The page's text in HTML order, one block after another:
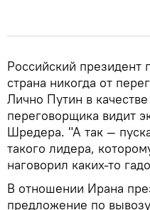
Российский президент
страна никогда от
Лично Путин в
переговорщика видит
Шредера. "А так —
такого лидера,
наговорил каких-то
В отношении Ирана
предложение по